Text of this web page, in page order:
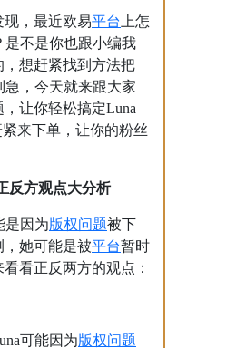
现，最近欧易平台 上怎
是不是你也跟小编我
想赶紧找到方法把
急，今天就来跟大家
让你轻松搞定Luna
来下单，让你的粉丝
反方观点大分析
是因为版权问题被下
她可能是被平台暂时
看正反两方的观点：
可能因为版权问题